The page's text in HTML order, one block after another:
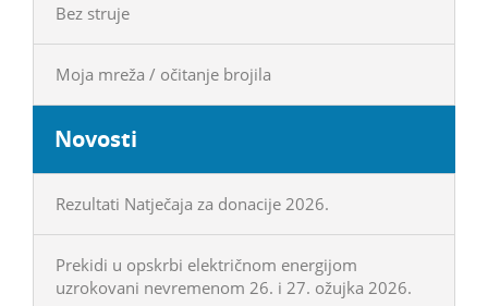
Bez struje
Moja mreža / očitanje brojila
Novosti
Rezultati Natječaja za donacije 2026.
Prekidi u opskrbi električnom energijom
uzrokovani nevremenom 26. i 27. ožujka 2026.